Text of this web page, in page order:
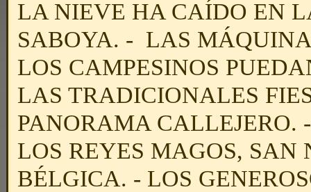
LA NIEVE HA CAÍDO EN
SABOYA. - LAS
LOS CAMPESINOS
LAS TRADICIONALES
PANORAMA CALLEJERO.
LOS REYES MAGOS, SAN
BÉLGICA. - LOS